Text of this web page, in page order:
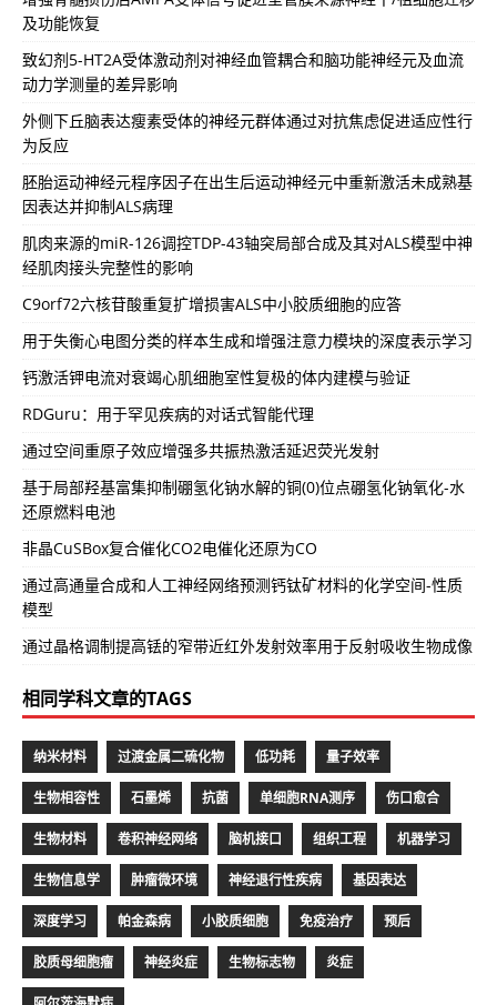
及功能恢复
致幻剂5-HT2A受体激动剂对神经血管耦合和脑功能神经元及血流
动力学测量的差异影响
外侧下丘脑表达瘦素受体的神经元群体通过对抗焦虑促进适应性行
为反应
胚胎运动神经元程序因子在出生后运动神经元中重新激活未成熟基
因表达并抑制ALS病理
肌肉来源的miR-126调控TDP-43轴突局部合成及其对ALS模型中神
经肌肉接头完整性的影响
C9orf72六核苷酸重复扩增损害ALS中小胶质细胞的应答
用于失衡心电图分类的样本生成和增强注意力模块的深度表示学习
钙激活钾电流对衰竭心肌细胞室性复极的体内建模与验证
RDGuru：用于罕见疾病的对话式智能代理
通过空间重原子效应增强多共振热激活延迟荧光发射
基于局部羟基富集抑制硼氢化钠水解的铜(0)位点硼氢化钠氧化-水
还原燃料电池
非晶CuSBox复合催化CO2电催化还原为CO
通过高通量合成和人工神经网络预测钙钛矿材料的化学空间-性质
模型
通过晶格调制提高铥的窄带近红外发射效率用于反射吸收生物成像
相同学科文章的TAGS
纳米材料 过渡金属二硫化物 低功耗 量子效率
生物相容性 石墨烯 抗菌 单细胞RNA测序 伤口愈合
生物材料 卷积神经网络 脑机接口 组织工程 机器学习
生物信息学 肿瘤微环境 神经退行性疾病 基因表达
深度学习 帕金森病 小胶质细胞 免疫治疗 预后
胶质母细胞瘤 神经炎症 生物标志物 炎症